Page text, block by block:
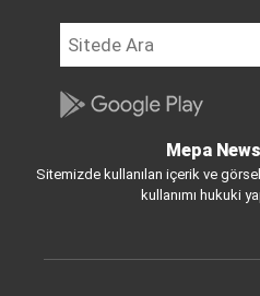
Mepa News
Sitemizde kullanılan içerik ve
kullanımı hukuki